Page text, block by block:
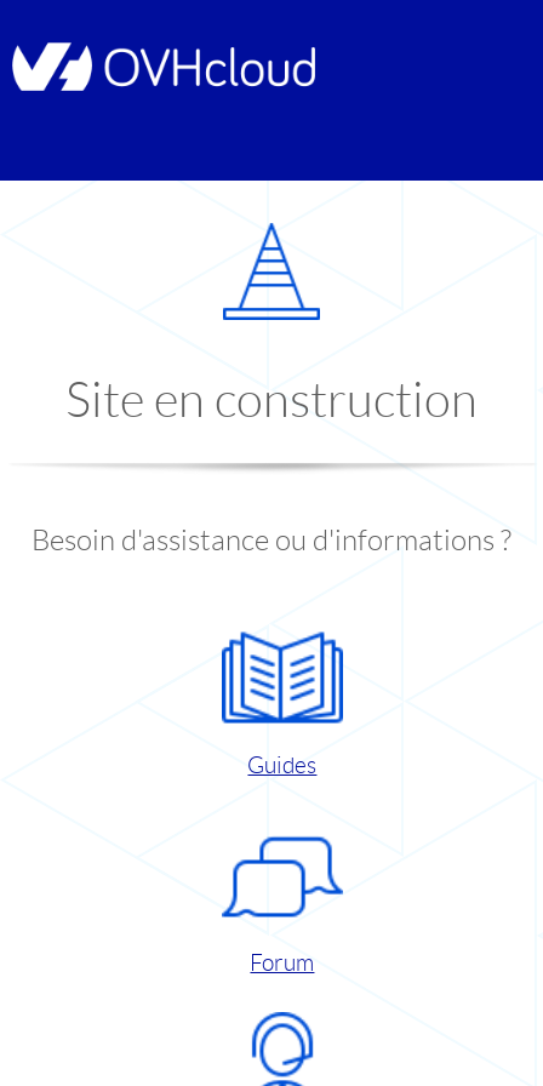
Site en construction
Besoin d'assistance ou d'informations ?
Guides
Forum